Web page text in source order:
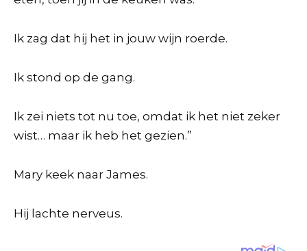
Ik zag dat hij het in jouw wijn roerde.
Ik stond op de gang.
Ik zei niets tot nu toe, omdat ik het niet zeker
wist… maar ik heb het gezien.”
Mary keek naar James.
Hij lachte nerveus.